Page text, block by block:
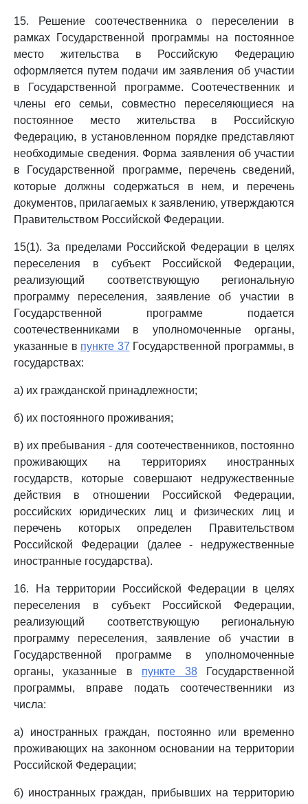
15. Решение соотечественника о переселении в
рамках Государственной программы на постоянное
место жительства в Российскую Федерацию
оформляется путем подачи им заявления об участии
в Государственной программе. Соотечественник и
члены его семьи, совместно переселяющиеся на
постоянное место жительства в Российскую
Федерацию, в установленном порядке представляют
необходимые сведения. Форма заявления об участии
в Государственной программе, перечень сведений,
которые должны содержаться в нем, и перечень
документов, прилагаемых к заявлению, утверждаются
Правительством Российской Федерации.
15(1). За пределами Российской Федерации в целях
переселения в субъект Российской Федерации,
реализующий соответствующую региональную
программу переселения, заявление об участии в
Государственной программе подается
соотечественниками в уполномоченные органы,
указанные в пункте 37 Государственной программы, в
государствах:
а) их гражданской принадлежности;
б) их постоянного проживания;
в) их пребывания - для соотечественников, постоянно
проживающих на территориях иностранных
государств, которые совершают недружественные
действия в отношении Российской Федерации,
российских юридических лиц и физических лиц и
перечень которых определен Правительством
Российской Федерации (далее - недружественные
иностранные государства).
16. На территории Российской Федерации в целях
переселения в субъект Российской Федерации,
реализующий соответствующую региональную
программу переселения, заявление об участии в
Государственной программе в уполномоченные
органы, указанные в пункте 38Государственной
программы, вправе подать соотечественники из
числа:
а) иностранных граждан, постоянно или временно
проживающих на законном основании на территории
Российской Федерации;
б) иностранных граждан, прибывших на территорию